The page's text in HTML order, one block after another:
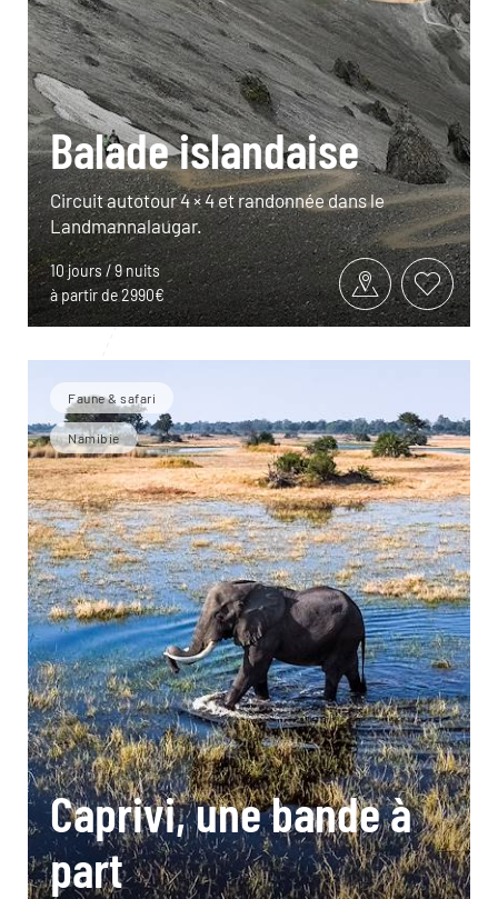
Balade islandaise
Circuit autotour 4 × 4 et randonnée dans le
Landmannalaugar.
10 jours / 9 nuits
à partir de 2990€
Faune & safari
Namibie
Caprivi, une bande à
part